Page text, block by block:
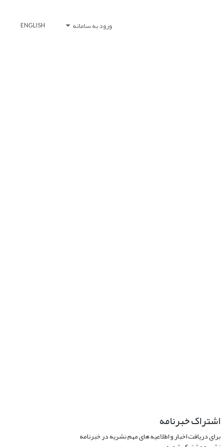
ورود به سامانه ENGLISH
اشتراک خبرنامه
برای دریافت اخبار و اطلاعیه های مهم نشریه در خبرنامه